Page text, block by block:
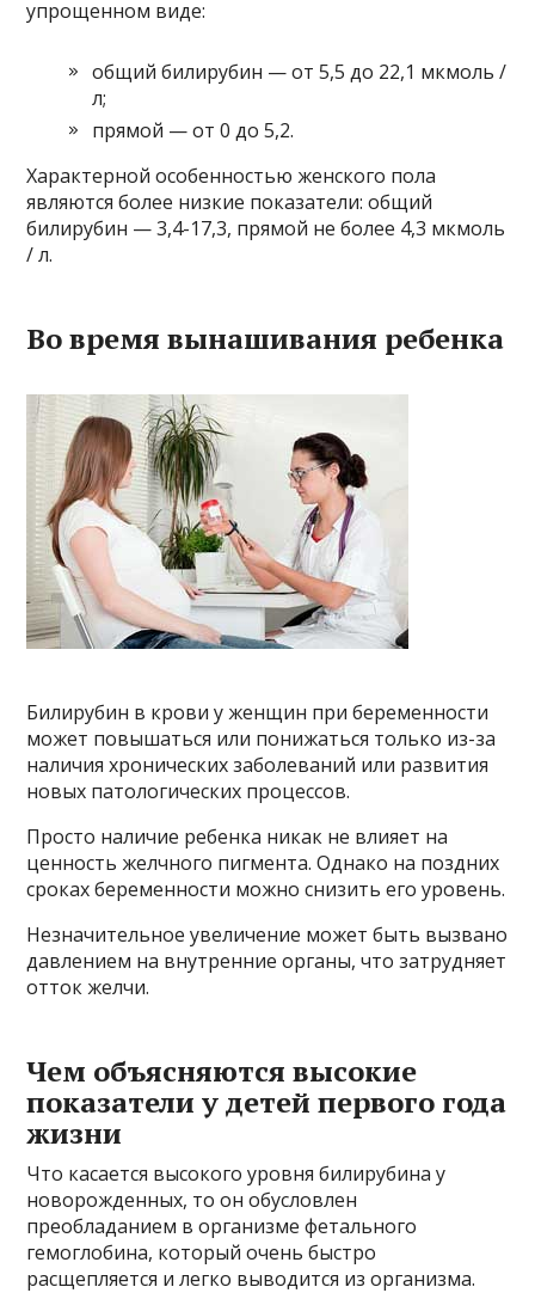
упрощенном виде:
общий билирубин — от 5,5 до 22,1 мкмоль /
л;
прямой — от 0 до 5,2.
Характерной особенностью женского пола
являются более низкие показатели: общий
билирубин — 3,4-17,3, прямой не более 4,3 мкмоль
/ л.
Во время вынашивания ребенка
Билирубин в крови у женщин при беременности
может повышаться или понижаться только из-за
наличия хронических заболеваний или развития
новых патологических процессов.
Просто наличие ребенка никак не влияет на
ценность желчного пигмента. Однако на поздних
сроках беременности можно снизить его уровень.
Незначительное увеличение может быть вызвано
давлением на внутренние органы, что затрудняет
отток желчи.
Чем объясняются высокие
показатели у детей первого года
жизни
Что касается высокого уровня билирубина у
новорожденных, то он обусловлен
преобладанием в организме фетального
гемоглобина, который очень быстро
расщепляется и легко выводится из организма.